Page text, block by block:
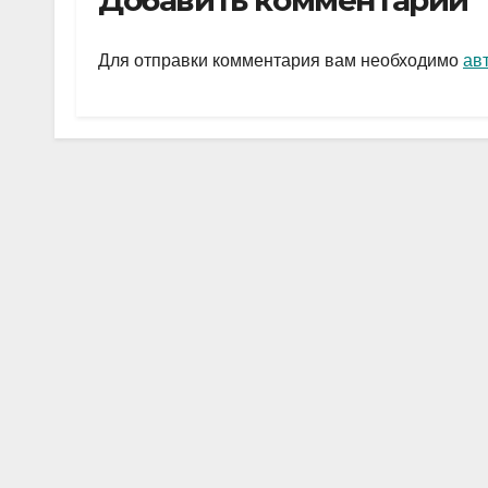
gr
a
s
A
p
а
в
ть
Для отправки комментария вам необходимо